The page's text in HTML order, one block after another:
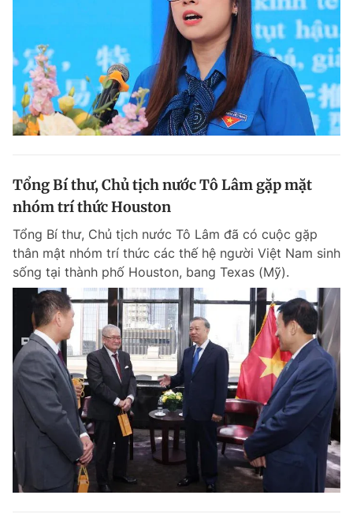
Tổng Bí thư, Chủ tịch nước Tô Lâm gặp mặt
nhóm trí thức Houston
Tổng Bí thư, Chủ tịch nước Tô Lâm đã có cuộc gặp
thân mật nhóm trí thức các thế hệ người Việt Nam sinh
sống tại thành phố Houston, bang Texas (Mỹ).